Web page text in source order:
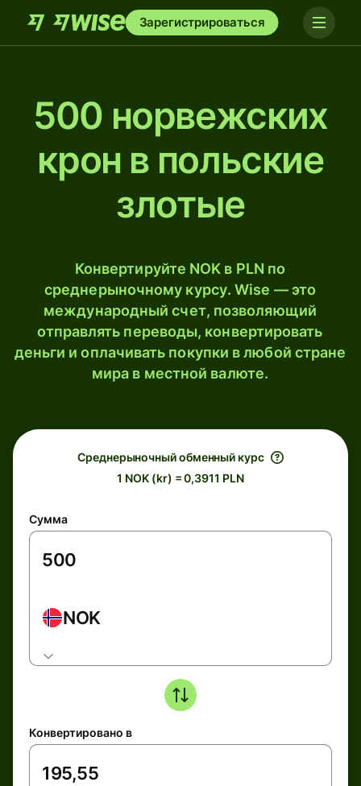
Зарегистрироваться
500 норвежских
крон в польские
злотые
Конвертируйте NOK в PLN по
среднерыночному курсу. Wise — это
международный счет, позволяющий
отправлять переводы, конвертировать
деньги и оплачивать покупки в любой стране
мира в местной валюте.
Среднерыночный обменный курс
1 NOK (kr) = 0,3911 PLN
Сумма
NOK
Конвертировано в